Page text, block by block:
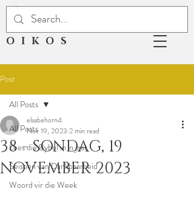
OIKOS
Post
All Posts
Lees die Bybel in 'n jaar
Seisoen van Dankbaarheid
Woord vir die Week
All Posts
38 - SONDAG, 19
NOVEMBER 2023
elsabehorn4
Nov 19, 2023 2 min read